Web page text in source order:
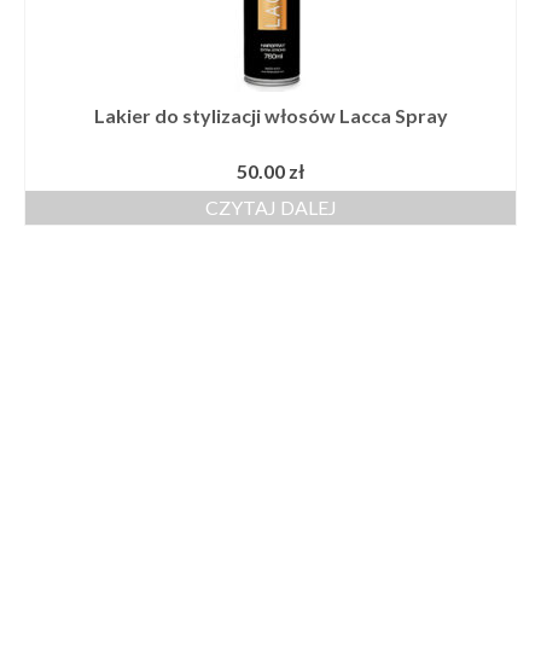
Lakier do stylizacji włosów Lacca Spray
50.00 zł
CZYTAJ DALEJ